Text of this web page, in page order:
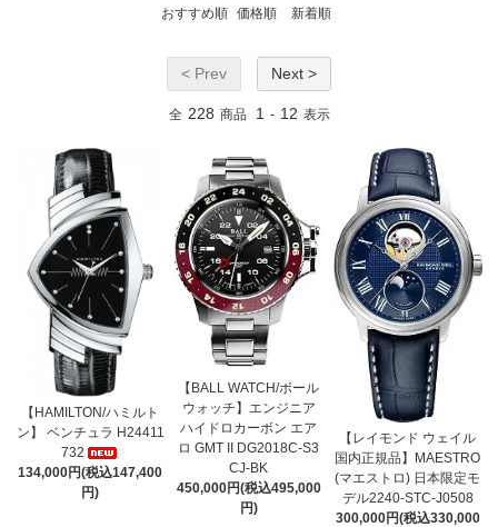
おすすめ順 価格順 新着順
< Prev Next >
全 228 商品 1 - 12 表示
【HAMILTON/ハミルト
ン】 ベンチュラ H24411
732
134,000円(税込147,400
円)
【BALL WATCH/ボール
ウォッチ】エンジニア
ハイドロカーボン エア
ロ GMT II DG2018C-S3
CJ-BK
450,000円(税込495,000
円)
【レイモンド ウェイル
国内正規品】MAESTRO
(マエストロ) 日本限定モ
デル2240-STC-J0508
300,000円(税込330,000